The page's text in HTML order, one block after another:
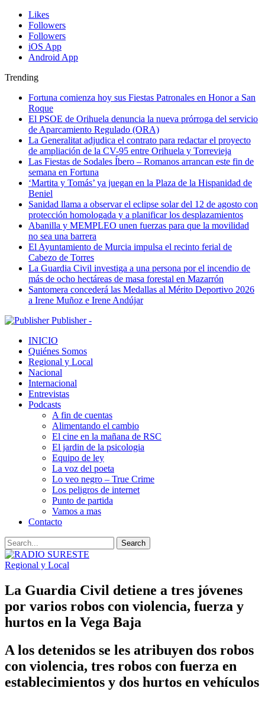
Likes
Followers
Followers
iOS App
Android App
Trending
Fortuna comienza hoy sus Fiestas Patronales en Honor a San
Roque
El PSOE de Orihuela denuncia la nueva prórroga del servicio
de Aparcamiento Regulado (ORA)
La Generalitat adjudica el contrato para redactar el proyecto
de ampliación de la CV-95 entre Orihuela y Torrevieja
Las Fiestas de Sodales Íbero – Romanos arrancan este fin de
semana en Fortuna
‘Martita y Tomás’ ya juegan en la Plaza de la Hispanidad de
Beniel
Sanidad llama a observar el eclipse solar del 12 de agosto con
protección homologada y a planificar los desplazamientos
Abanilla y MEMPLEO unen fuerzas para que la movilidad
no sea una barrera
El Ayuntamiento de Murcia impulsa el recinto ferial de
Cabezo de Torres
La Guardia Civil investiga a una persona por el incendio de
más de ocho hectáreas de masa forestal en Mazarrón
Santomera concederá las Medallas al Mérito Deportivo 2026
a Irene Muñoz e Irene Andújar
Publisher -
INICIO
Quiénes Somos
Regional y Local
Nacional
Internacional
Entrevistas
Podcasts
A fin de cuentas
Alimentando el cambio
El cine en la mañana de RSC
El jardin de la psicologia
Equipo de ley
La voz del poeta
Lo veo negro – True Crime
Los peligros de internet
Punto de partida
Vamos a mas
Contacto
Regional y Local
La Guardia Civil detiene a tres jóvenes
por varios robos con violencia, fuerza y
hurtos en la Vega Baja
A los detenidos se les atribuyen dos robos
con violencia, tres robos con fuerza en
establecimientos y dos hurtos en vehículos